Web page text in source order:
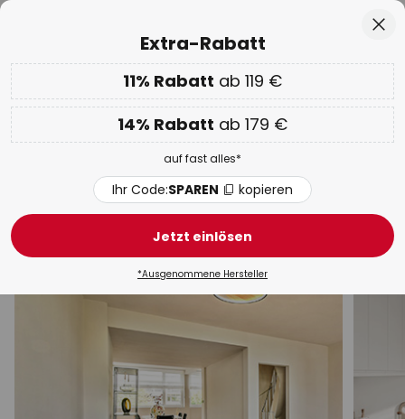
EXTRA 11% ab 119 € & 14% ab 179 € auf fast alles
Code:SPAREN kopieren
Spartage:Bis zu -70%
Deckenleuchten Gips / Ton
Modern LED LED-Panel Design Strahler &
Extra-Rabatt
11% Rabatt ab 119 €
14% Rabatt ab 179 €
auf fast alles*
Ihr Code:SPAREN kopieren
Jetzt einlösen
*Ausgenommene Hersteller